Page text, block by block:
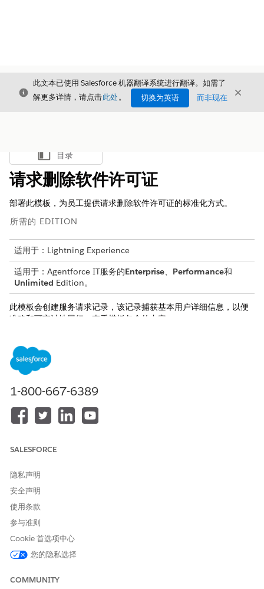
关闭
此文本已使用 Salesforce 机器翻译系统进行翻译。如需了
解更多详情，请点击此处。 切换为英语 而非现在 关闭
显示目录
目录
请求删除软件许可证
部署此模板，为员工提供请求删除软件许可证的标准化方式。
所需的 EDITION
适用于：Lightning Experience
适用于：Agentforce IT服务的Enterprise、 Performance和
Unlimited Edition。
此模板会创建服务请求记录，该记录捕获基本用户详细信息，以便
准确和可审计地履行。查看模板包含的内容。
接收属性
此模板的接收表单从员工那里获取这些详细信息：
用户电子邮件地址：软件许可证被标识为删除的用户的电子邮件
地址。
此服务流程包含自动处理服务请求的履行流。您可以在 Flow
检查。
备注经理批准后，流会从指定用户中删除软件许可证分配。
集成
1-800-667-6389
SALESFORCE
隐私声明
安全声明
使用条款
参与准则
Cookie 首选项中心
您的隐私选择
COMMUNITY